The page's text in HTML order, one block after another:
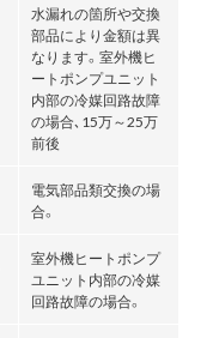
水漏れの箇所や交換
部品により金額は異
なります。室外機ヒ
ートポンプユニット
内部の冷媒回路故障
の場合､15万～25万
前後
電気部品類交換の場
合。
室外機ヒートポンプ
ユニット内部の冷媒
回路故障の場合。